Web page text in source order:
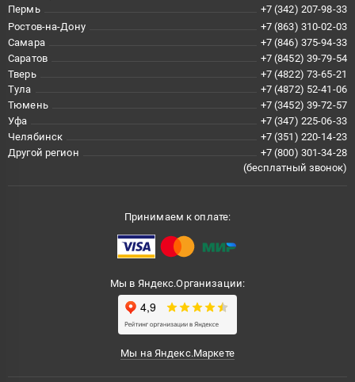
Пермь
+7 (342) 207-98-33
Ростов-на-Дону
+7 (863) 310-02-03
Самара
+7 (846) 375-94-33
Саратов
+7 (8452) 39-79-54
Тверь
+7 (4822) 73-65-21
Тула
+7 (4872) 52-41-06
Тюмень
+7 (3452) 39-72-57
Уфа
+7 (347) 225-06-33
Челябинск
+7 (351) 220-14-23
Другой регион
+7 (800) 301-34-28
(бесплатный звонок)
Принимаем к оплате:
Мы в Яндекс.Организации:
Мы на Яндекс.Маркете